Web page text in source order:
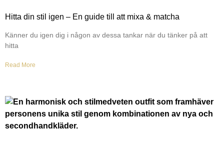
Hitta din stil igen – En guide till att mixa & matcha
Känner du igen dig i någon av dessa tankar när du tänker på att
hitta
Read More